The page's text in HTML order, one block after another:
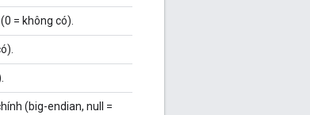
= không có).
(big-endian, null =